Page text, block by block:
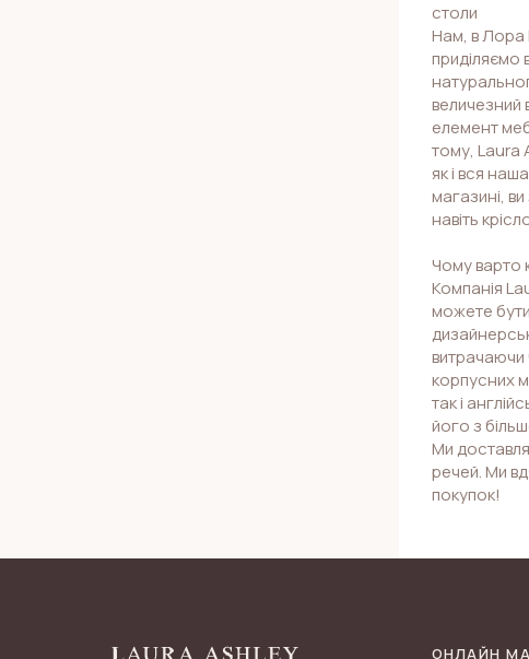
столи
Нам, в Лора
приділяємо
величезний
елемент
тому, Laura
як і вся
магазині, ви
навіть
Чому варто
Компанія
можете
витрачаючи
корпусних
так і
його з
Ми
речей. Ми
покупок!
ОНЛАЙН